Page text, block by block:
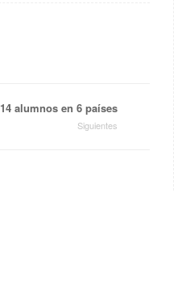
14 alumnos en 6 países
Siguientes